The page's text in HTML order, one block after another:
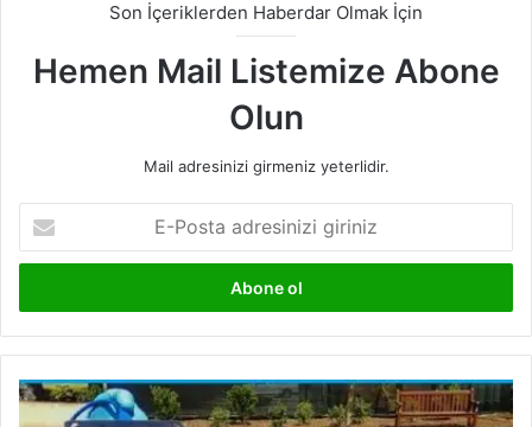
Son İçeriklerden Haberdar Olmak İçin
Hemen Mail Listemize Abone
Olun
Mail adresinizi girmeniz yeterlidir.
Posta
adresinizi
Bilim
Adamları